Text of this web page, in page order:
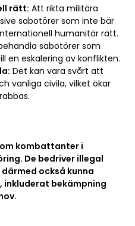
rätt: Att rikta militära
sabotörer som inte bär
humanitär rätt.
sabotörer som
en eskalering av konflikten.
Det kan vara svårt att
vanliga civila, vilket ökar
kombattanter i
De bedriver illegal
också kunna
inkluderat bekämpning